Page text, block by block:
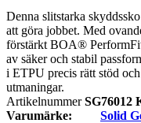
Denna slitstarka
att göra jobbet. Med
förstärkt BOA®
av säker och stabil
i ETPU precis rätt stöd
utmaningar.
ArtikelnummerSG76012
Varumärke:
Solid